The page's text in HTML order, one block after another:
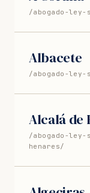
/abogado-ley-
Albacete
/abogado-ley-
Alcalá de
/abogado-ley-
henares/